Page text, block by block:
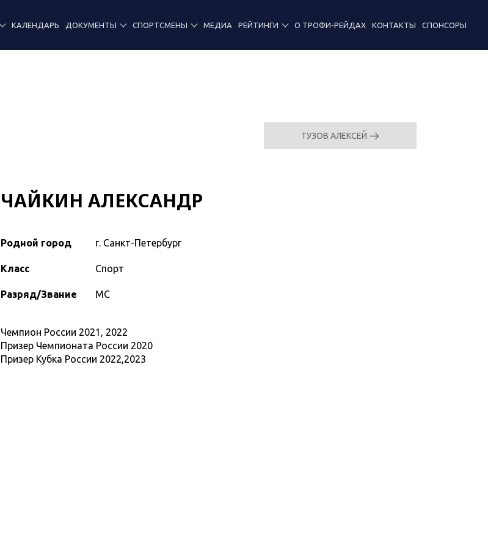
КАЛЕНДАРЬ ДОКУМЕНТЫ СПОРТСМЕНЫ МЕДИА РЕЙТИНГИ О ТРОФИ-РЕЙДАХ КОНТАКТЫ СПОНСОРЫ
ТУЗОВ АЛЕКСЕЙ
ЧАЙКИН АЛЕКСАНДР
Родной город г. Санкт-Петербург
Класс Спорт
Разряд/Звание МС
Чемпион России 2021, 2022
Призер Чемпионата России 2020
Призер Кубка России 2022,2023